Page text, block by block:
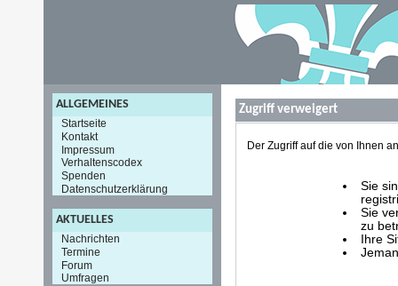
ALLGEMEINES
Startseite
Kontakt
Impressum
Verhaltenscodex
Spenden
Datenschutzerklärung
AKTUELLES
Nachrichten
Termine
Forum
Umfragen
Zugriff verweigert
Der Zugriff auf die von Ihnen
Sie
Sie
zu
Ihre